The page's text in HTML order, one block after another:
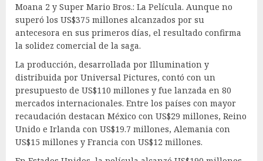
Moana 2 y Super Mario Bros.: La Película. Aunque no
superó los US$375 millones alcanzados por su
antecesora en sus primeros días, el resultado confirma
la solidez comercial de la saga.
La producción, desarrollada por Illumination y
distribuida por Universal Pictures, contó con un
presupuesto de US$110 millones y fue lanzada en 80
mercados internacionales. Entre los países con mayor
recaudación destacan México con US$29 millones, Reino
Unido e Irlanda con US$19.7 millones, Alemania con
US$15 millones y Francia con US$12 millones.